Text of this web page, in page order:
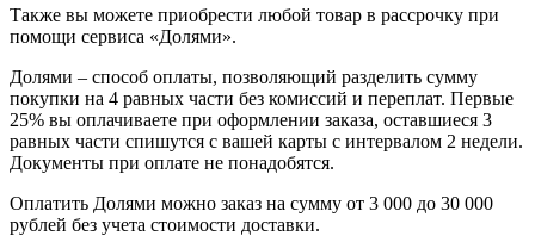
Также вы можете приобрести любой товар в рассрочку при
помощи сервиса «Долями».
Долями – способ оплаты, позволяющий разделить сумму
покупки на 4 равных части без комиссий и переплат. Первые
25% вы оплачиваете при оформлении заказа, оставшиеся 3
равных части спишутся с вашей карты с интервалом 2 недели.
Документы при оплате не понадобятся.
Оплатить Долями можно заказ на сумму от 3 000 до 30 000
рублей без учета стоимости доставки.